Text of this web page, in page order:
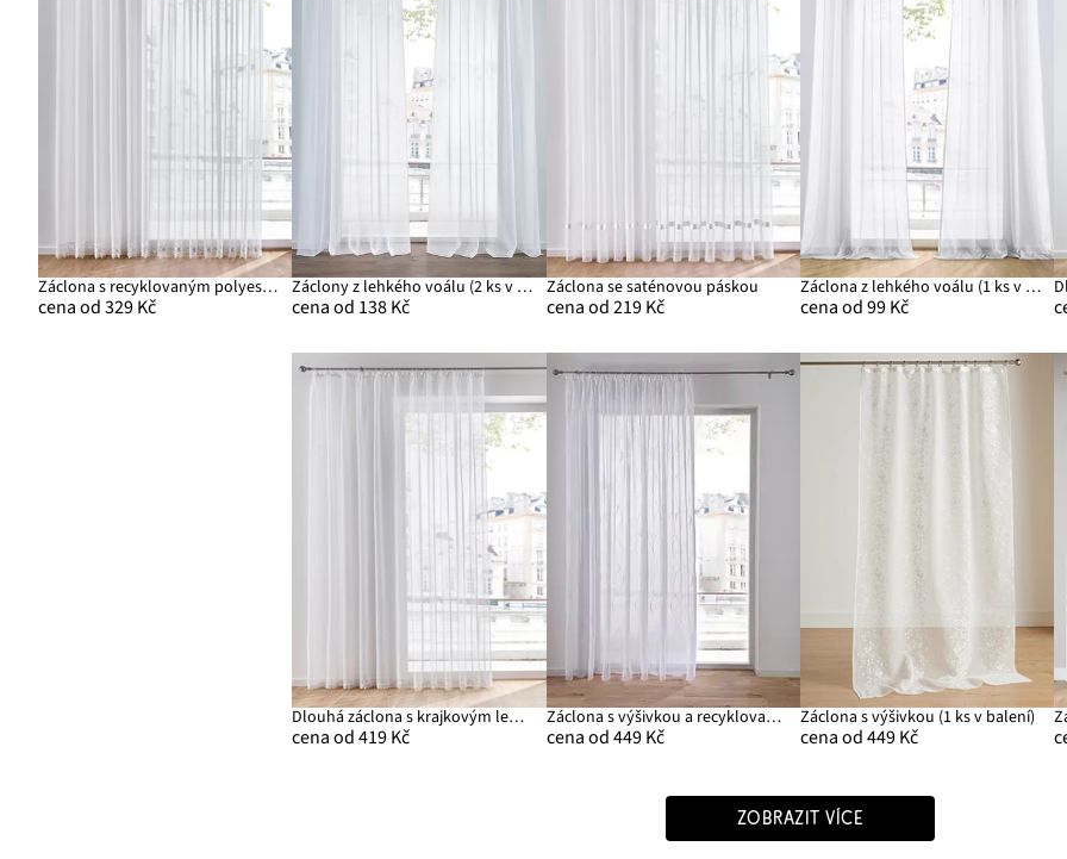
Záclona s recyklovaným polyesterem a háčkovaným lemem
cena od 329 Kč
Záclony z lehkého voálu (2 ks v balení)
cena od 138 Kč
Záclona se saténovou páskou
cena od 219 Kč
Záclona z lehkého voálu (1 ks v balení)
cena od 99 Kč
Dlouhá záclona s krajkovým lemem a recyklovaným polyesterem
cena od 419 Kč
Záclona s výšivkou a recyklovaným polyesterem
cena od 449 Kč
Záclona s výšivkou (1 ks v balení)
cena od 449 Kč
ZOBRAZIT VÍCE